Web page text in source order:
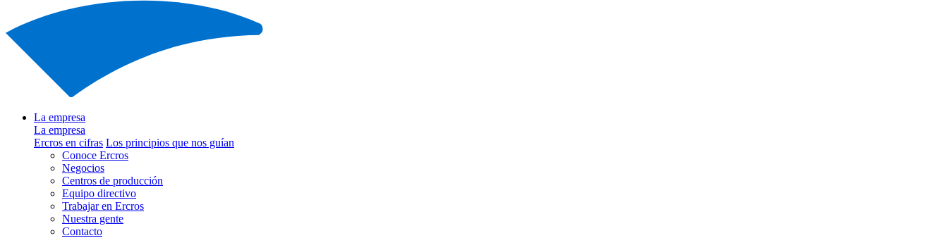
La empresa
La empresa
Ercros en cifras Los principios que nos guían
Conoce Ercros
Negocios
Centros de producción
Equipo directivo
Trabajar en Ercros
Nuestra gente
Contacto